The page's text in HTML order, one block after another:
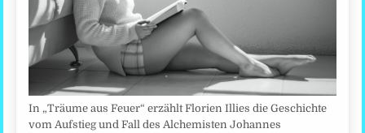
In „Träume aus Feuer“ erzählt Florien Illies die Geschichte
vom Aufstieg und Fall des Alchemisten Johannes